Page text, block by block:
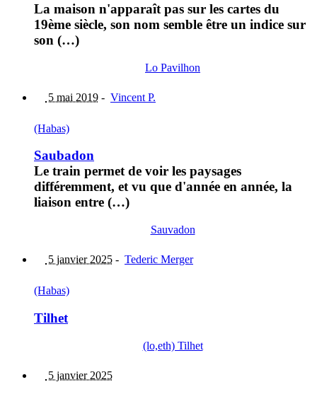
La maison n'apparaît pas sur les cartes du
19ème siècle, son nom semble être un indice sur
son (…)
Lo Pavilhon
5 mai 2019 - Vincent P.
(Habas)
Saubadon
Le train permet de voir les paysages
différemment, et vu que d'année en année, la
liaison entre (…)
Sauvadon
5 janvier 2025 - Tederic Merger
(Habas)
Tilhet
(lo,eth) Tilhet
5 janvier 2025